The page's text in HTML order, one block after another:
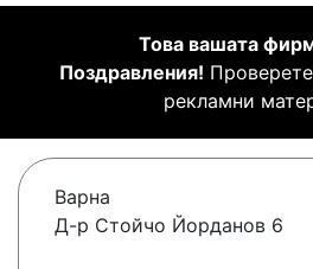
Това вашата
Поздравления!
рекламни
Варна
Д-р Стойчо Йорданов 6